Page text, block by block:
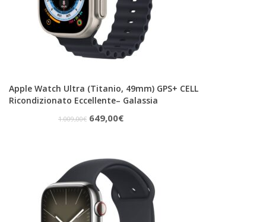
Apple Watch Ultra (Titanio, 49mm) GPS+ CELL
Ricondizionato Eccellente– Galassia
1.009,00€ Il
era:
1.009,00€.
649,00€Il
è:
649,00€.